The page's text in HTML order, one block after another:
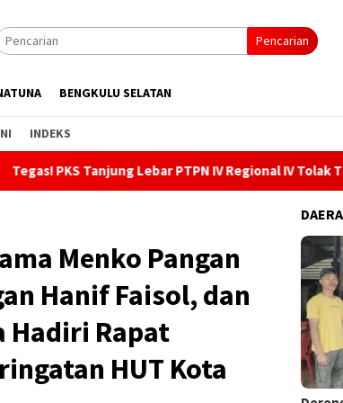
Pencarian
BENGKULU SELATAN
INDEKS
Lebar PTPN IV Regional IV Tolak TBS Ilegal,
Menko Pangan
Hanif Faisol, dan
Hadiri Rapat
HUT Kota